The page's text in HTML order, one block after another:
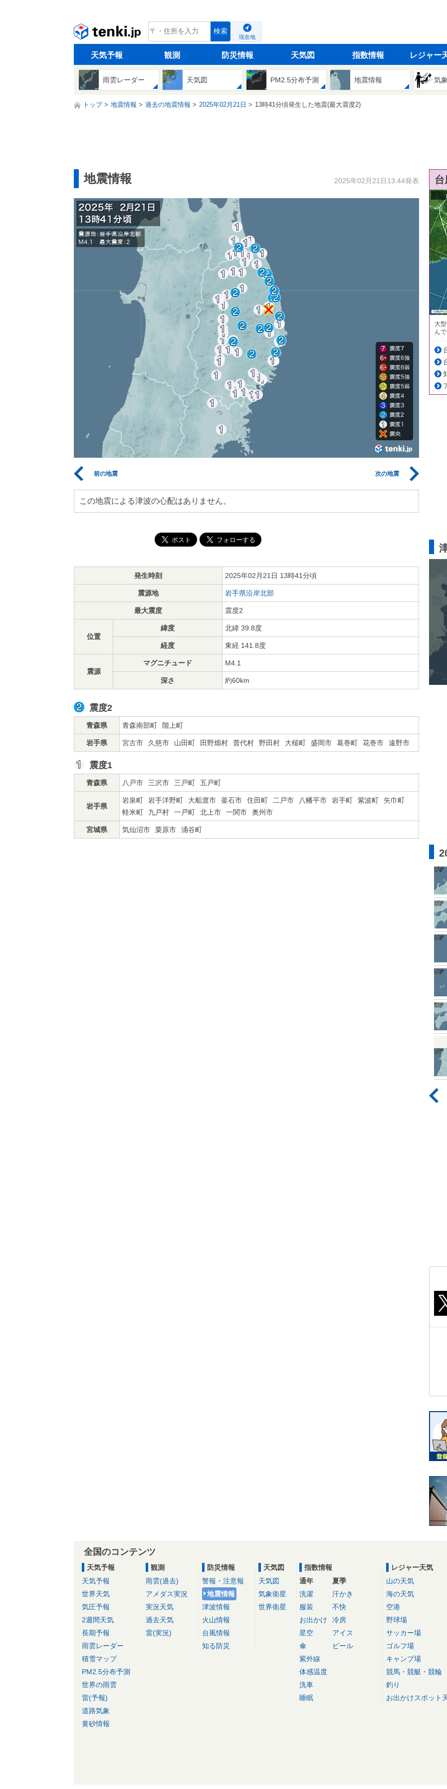
tenki.jp 検索
現在地
天気予報 観測 防災情報 天気図 指数情報 レジャー
雨雲レーダー 天気図 PM2.5分布予測 地震情報 気
トップ 地震情報 過去の地震情報 2025年02月21日 13時41分頃発生した地震(最大震度2)
地震情報 2025年02月21日13:44発表
前の地震 次の地震
この地震による津波の心配はありません。
発生時刻 2025年02月21日 13時41分頃
震源地 岩手県沿岸北部
最大震度 震度2
位置
緯度 北緯 39.8度
経度 東経 141.8度
震源
マグニチュード M4.1
深さ 約60km
震度2
青森県 青森南部町 階上町
岩手県 宮古市 久慈市 山田町 田野畑村 普代村 野田村 大槌町 盛岡市 葛巻町 花巻市 遠野市
震度1
青森県 八戸市 三沢市 三戸町 五戸町
岩手県
岩泉町 岩手洋野町 大船渡市 釜石市 住田町 二戸市 八幡平市 岩手町 紫波町
矢巾町
軽米町
九戸村 一戸町 北上市 一関市 奥州市
宮城県 気仙沼市 栗原市 涌谷町
大
ん
全国のコンテンツ
天気予報
天気予報
世界天気
気圧予報
2週間天気
長期予報
雨雲レーダー
積雪マップ
PM2.5分布予測
世界の雨雲
雷(予報)
道路気象
黄砂情報
観測
雨雲(過去)
アメダス実況
実況天気
過去天気
雷(実況)
防災情報
警報・注意報
地震情報
津波情報
火山情報
台風情報
知る防災
天気図
天気図
気象衛星
世界衛星
指数情報
通年
洗濯
服装
お出かけ
星空
傘
紫外線
体感温度
洗車
睡眠
夏季
汗かき
不快
冷房
アイス
ビール
レジャー天気
山の天気
海の天気
空港
野球場
サッカー場
ゴルフ場
キャンプ場
競馬・競艇・競輪
釣り
お出かけスポット